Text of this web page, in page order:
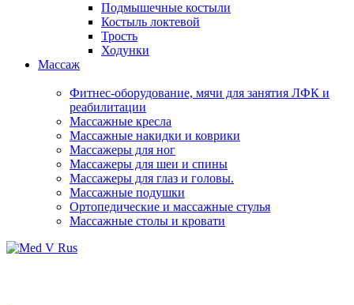
Подмышечные костыли
Костыль локтевой
Трость
Ходунки
Массаж
Фитнес-оборудование, мячи для занятия ЛФК и
реабилитации
Массажные кресла
Массажные накидки и коврики
Массажеры для ног
Массажеры для шеи и спины
Массажеры для глаз и головы.
Массажные подушки
Ортопедические и массажные стулья
Массажные столы и кровати